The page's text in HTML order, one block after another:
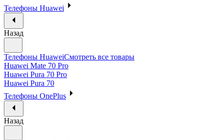
Телефоны Huawei
Назад
Телефоны HuaweiСмотреть все товары
Huawei Mate 70 Pro
Huawei Pura 70 Pro
Huawei Pura 70
Телефоны OnePlus
Назад